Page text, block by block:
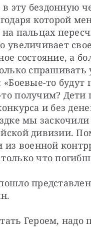
в эту бездонную
которой
пальцах
увеличивает
состояние, а
спрашивать
«Боевые-то будут
получим? Дети
и без
мы
дивизии.
из военной
что
Героем, надо